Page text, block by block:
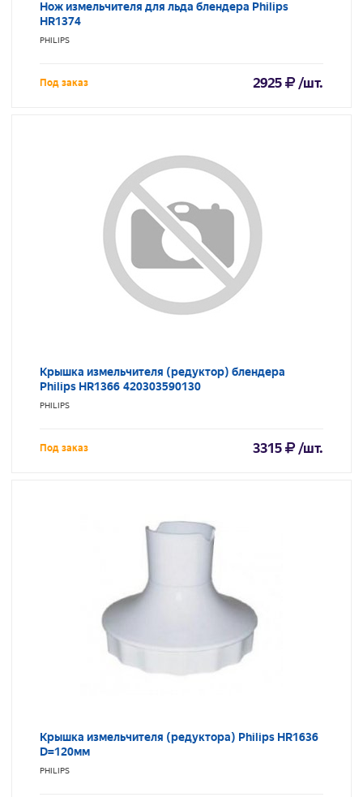
Нож измельчителя для льда блендера Philips
HR1374
PHILIPS
Под заказ 2925 /шт.
Крышка измельчителя (редуктор) блендера
Philips HR1366 420303590130
PHILIPS
Под заказ 3315 /шт.
Крышка измельчителя (редуктора) Philips HR1636
D=120мм
PHILIPS